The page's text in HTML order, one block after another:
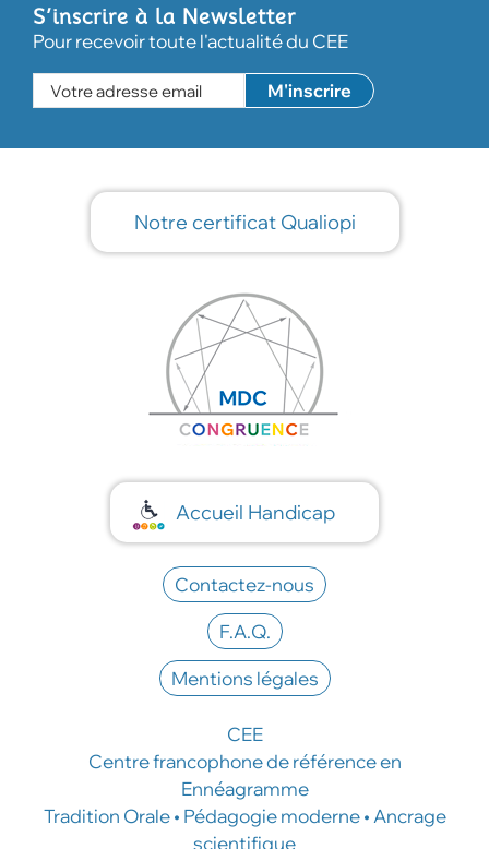
S’inscrire à la Newsletter
Pour recevoir toute l'actualité du CEE
Notre certificat Qualiopi
Accueil Handicap
Contactez-nous
F.A.Q.
Mentions légales
CEE
Centre francophone de référence en
Ennéagramme
Tradition Orale • Pédagogie moderne • Ancrage
scientifique